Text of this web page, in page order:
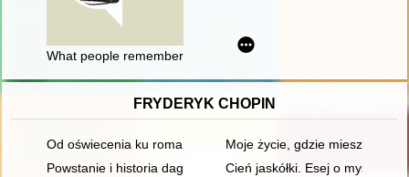
What people remember, but history does not see :
FRYDERYK CHOPIN
Od oświecenia ku romantyzmowi i dalej... Autorzy, dzieła,
Moje życie, gdzie mieszka
Powstanie i historia dagerotypowych wizerunków Fryderyka
Cień jaskółki. Esej o myślach